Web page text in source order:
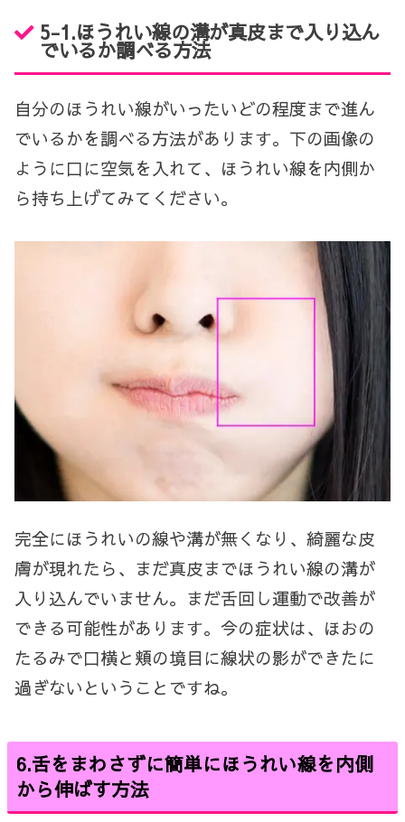
5-1.ほうれい線の溝が真皮まで入り込ん
でいるか調べる方法
自分のほうれい線がいったいどの程度まで進ん
でいるかを調べる方法があります。下の画像の
ように口に空気を入れて、ほうれい線を内側か
ら持ち上げてみてください。
完全にほうれいの線や溝が無くなり、綺麗な皮
膚が現れたら、まだ真皮までほうれい線の溝が
入り込んでいません。 まだ舌回し運動で改善が
できる可能性があります。今の症状は、ほおの
たるみで口横と頬の境目に線状の影ができたに
過ぎないということですね。
6.舌をまわさずに簡単にほうれい線を内側
から伸ばす方法